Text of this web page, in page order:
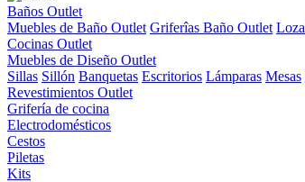
Baños Outlet
Muebles de Baño Outlet Griferîas Baño Outlet
Cocinas Outlet
Muebles de Diseño Outlet
Sillas Sillón Banquetas Escritorios Lámparas Mesas
Revestimientos Outlet
Grifería de cocina
Electrodomésticos
Cestos
Piletas
Kits